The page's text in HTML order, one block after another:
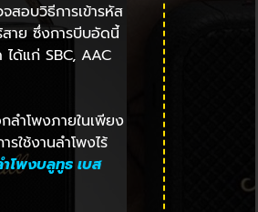
สอบวิธีการเข้ารหัส
าย ซึ่งการบีบอัดนี้
ด้แก่ SBC, AAC
ลำโพงภายในเพียง
ใช้งานลำโพงไร้
โพงบลูทูธ เบส